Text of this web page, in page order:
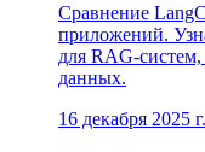
Сравнение
приложений.
для RAG-
данных.
16 декабря 2025 г.